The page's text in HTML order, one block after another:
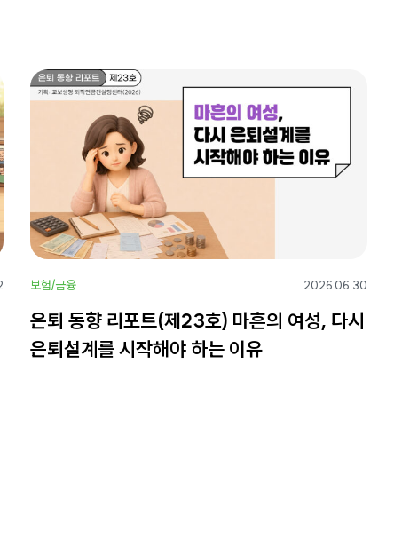
보험/금융 2026.06.30
은퇴 동향 리포트(제23호) 마흔의 여성, 다시
은퇴설계를 시작해야 하는 이유